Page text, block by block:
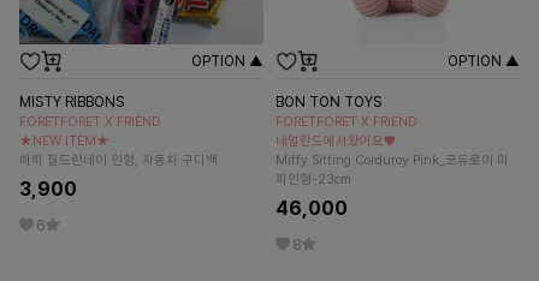
OPTION ▲
MISTY RIBBONS
FORETFORET X FRIEND
★NEW ITEM★
해피 칠드런데이 인형, 자동차 구디백
3,900
6
OPTION ▲
BON TON TOYS
FORETFORET X FRIEND
네덜란드에서왔어요♥
Miffy Sitting Corduroy Pink_코듀로이 미
피인형-23cm
46,000
8